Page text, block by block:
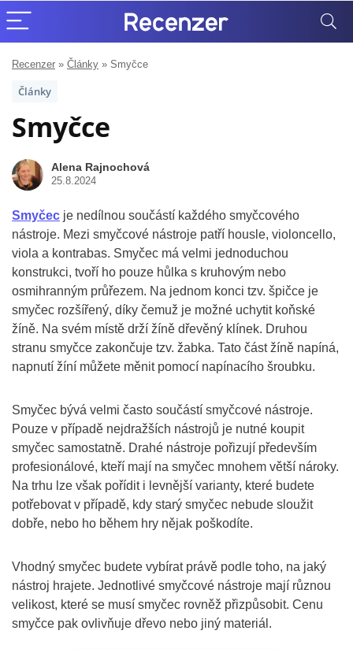
Recenzer » Články » Smyčce
Články
Smyčce
Alena Rajnochová
25.8.2024
Smyčec je nedílnou součástí každého smyčcového
nástroje. Mezi smyčcové nástroje patří housle, violoncello,
viola a kontrabas. Smyčec má velmi jednoduchou
konstrukci, tvoří ho pouze hůlka s kruhovým nebo
osmihranným průřezem. Na jednom konci tzv. špičce je
smyčec rozšířený, díky čemuž je možné uchytit koňské
žíně. Na svém místě drží žíně dřevěný klínek. Druhou
stranu smyčce zakončuje tzv. žabka. Tato část žíně napíná,
napnutí žíní můžete měnit pomocí napínacího šroubku.
Smyčec bývá velmi často součástí smyčcové nástroje.
Pouze v případě nejdražších nástrojů je nutné koupit
smyčec samostatně. Drahé nástroje pořizují především
profesionálové, kteří mají na smyčec mnohem větší nároky.
Na trhu lze však pořídit i levnější varianty, které budete
potřebovat v případě, kdy starý smyčec nebude sloužit
dobře, nebo ho během hry nějak poškodíte.
Vhodný smyčec budete vybírat právě podle toho, na jaký
nástroj hrajete. Jednotlivé smyčcové nástroje mají různou
velikost, které se musí smyčec rovněž přizpůsobit. Cenu
smyčce pak ovlivňuje dřevo nebo jiný materiál.